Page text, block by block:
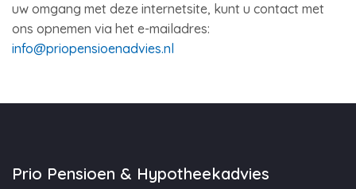
uw omgang met deze internetsite, kunt u contact met
ons opnemen via het e-mailadres:
info@priopensioenadvies.nl
Prio Pensioen & Hypotheekadvies